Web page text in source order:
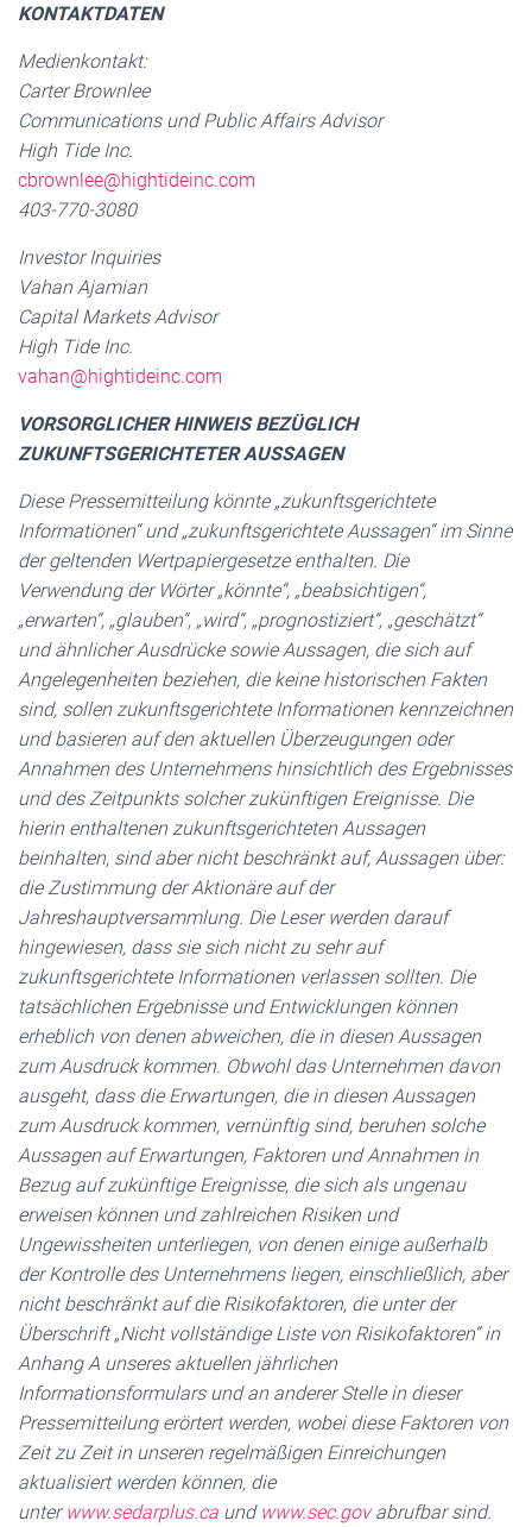
KONTAKTDATEN
Medienkontakt:
Carter Brownlee
Communications und Public Affairs Advisor
High Tide Inc.
cbrownlee@hightideinc.com
403-770-3080
Investor Inquiries
Vahan Ajamian
Capital Markets Advisor
High Tide Inc.
vahan@hightideinc.com
VORSORGLICHER HINWEIS BEZÜGLICH
ZUKUNFTSGERICHTETER AUSSAGEN
Diese Pressemitteilung könnte „zukunftsgerichtete
Informationen“ und „zukunftsgerichtete Aussagen“ im Sinne
der geltenden Wertpapiergesetze enthalten. Die
Verwendung der Wörter „könnte“, „beabsichtigen“,
„erwarten“, „glauben“, „wird“, „prognostiziert“, „geschätzt“
und ähnlicher Ausdrücke sowie Aussagen, die sich auf
Angelegenheiten beziehen, die keine historischen Fakten
sind, sollen zukunftsgerichtete Informationen kennzeichnen
und basieren auf den aktuellen Überzeugungen oder
Annahmen des Unternehmens hinsichtlich des Ergebnisses
und des Zeitpunkts solcher zukünftigen Ereignisse. Die
hierin enthaltenen zukunftsgerichteten Aussagen
beinhalten, sind aber nicht beschränkt auf, Aussagen über:
die Zustimmung der Aktionäre auf der
Jahreshauptversammlung. Die Leser werden darauf
hingewiesen, dass sie sich nicht zu sehr auf
zukunftsgerichtete Informationen verlassen sollten. Die
tatsächlichen Ergebnisse und Entwicklungen können
erheblich von denen abweichen, die in diesen Aussagen
zum Ausdruck kommen. Obwohl das Unternehmen davon
ausgeht, dass die Erwartungen, die in diesen Aussagen
zum Ausdruck kommen, vernünftig sind, beruhen solche
Aussagen auf Erwartungen, Faktoren und Annahmen in
Bezug auf zukünftige Ereignisse, die sich als ungenau
erweisen können und zahlreichen Risiken und
Ungewissheiten unterliegen, von denen einige außerhalb
der Kontrolle des Unternehmens liegen, einschließlich, aber
nicht beschränkt auf die Risikofaktoren, die unter der
Überschrift „Nicht vollständige Liste von Risikofaktoren“ in
Anhang A unseres aktuellen jährlichen
Informationsformulars und an anderer Stelle in dieser
Pressemitteilung erörtert werden, wobei diese Faktoren von
Zeit zu Zeit in unseren regelmäßigen Einreichungen
aktualisiert werden können, die
unter www.sedarplus.ca und www.sec.govabrufbar sind.